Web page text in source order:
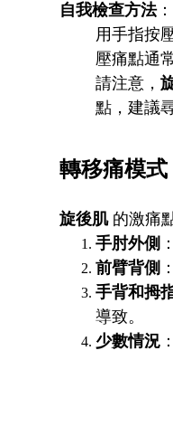
自我檢查方法：
用手指按
壓痛點通
請注意，
點，建議
轉移痛模式
旋後肌的激痛
手肘外側
前臂背側
手背和拇
導致。
少數情況